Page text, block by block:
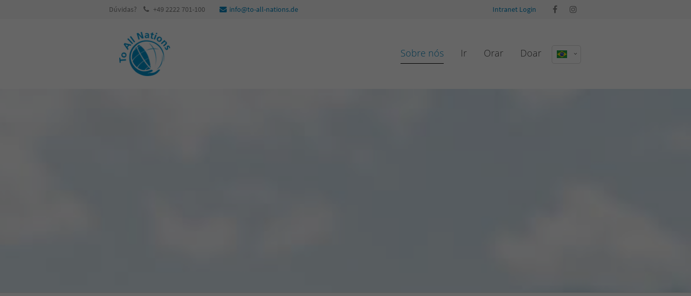
Intranet Login
Dúvidas? +49 2222 701-100 info@to-all-nations.de
Sobre nós Ir Orar Doar